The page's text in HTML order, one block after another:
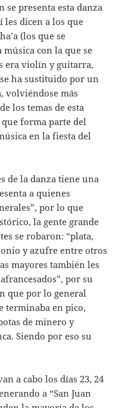
se presenta esta danza
les dicen a los que
(los que se
con la que se
era violín y guitarra,
ha sustituido por un
volviéndose más
los temas de esta
que forma parte del
en la fiesta del
de la danza tiene una
a quienes
por lo que
la gente grande
se robaron: “plata,
y azufre entre otros
mayores también les
por su
que por lo general
terminaba en pico,
de minero y
Siendo por eso su
a cabo los días 23, 24
a “San Juan